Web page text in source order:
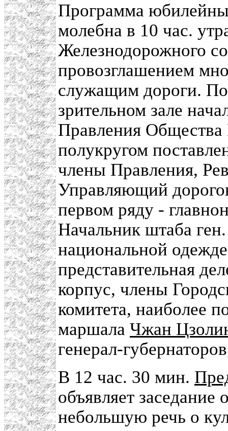
Программа
молебна в 10 час.
Железнодорожного
провозглашением
служащим дороги.
зрительном зале
Правления
полукругом
члены Правления,
Управляющий
первом ряду -
Начальник штаба
национальной
представительная
корпус, члены
комитета, наиболее
маршала Чжан
генерал-
В 12 час. 30 мин.
объявляет
небольшую речь о